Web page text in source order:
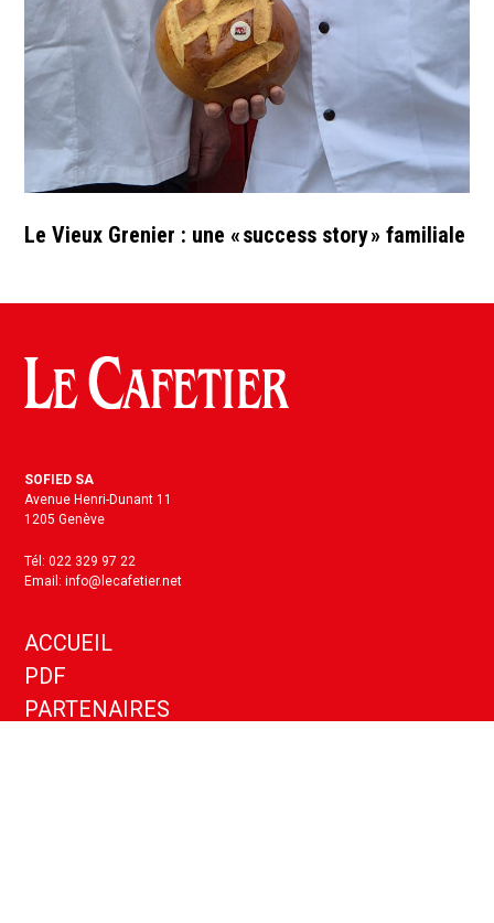
Le Vieux Grenier : une « success story » familiale
SOFIED SA
Avenue Henri-Dunant 11
1205 Genève
Tél: 022 329 97 22
Email: info@lecafetier.net
ACCUEIL
PDF
PARTENAIRES